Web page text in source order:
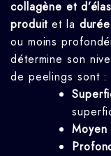
collagène et
produit et la
ou moins
détermine son
de peelings sont :
Moyen